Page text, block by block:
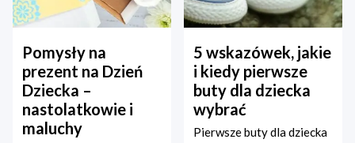
Pomysły na
prezent na Dzień
Dziecka –
nastolatkowie i
maluchy
5 wskazówek, jakie
i kiedy pierwsze
buty dla dziecka
wybrać
Pierwsze buty dla dziecka